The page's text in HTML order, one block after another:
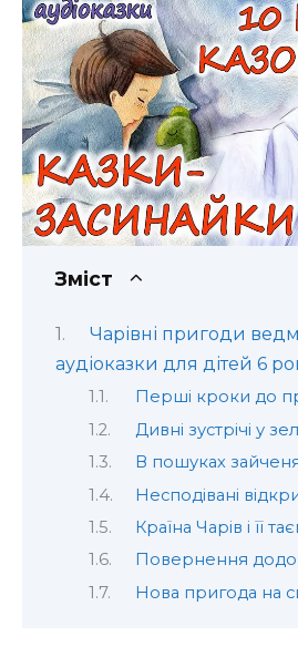
Зміст
Чарівні пригоди
аудіоказки для дітей 6
Перші кроки до
Дивні зустрічі у
В пошуках
Несподівані
Країна Чарів і її
Повернення
Нова пригода на